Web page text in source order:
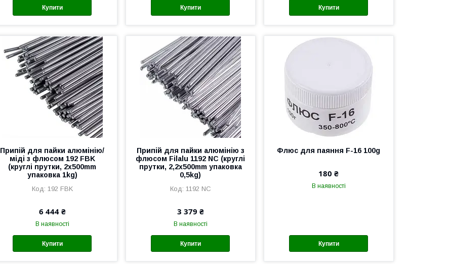
Купити Купити Купити
Припій для пайки алюмінію/
міді з флюсом 192 FBK
(круглі прутки, 2x500mm
упаковка 1kg)
192 FBK
6 444 ₴
В наявності
Купити
Припій для пайки алюмінію з
флюсом Filalu 1192 NC (круглі
прутки, 2,2x500mm упаковка
0,5kg)
1192 NC
3 379 ₴
В наявності
Купити
Флюс для паяння F-16 100g
180 ₴
В наявності
Купити